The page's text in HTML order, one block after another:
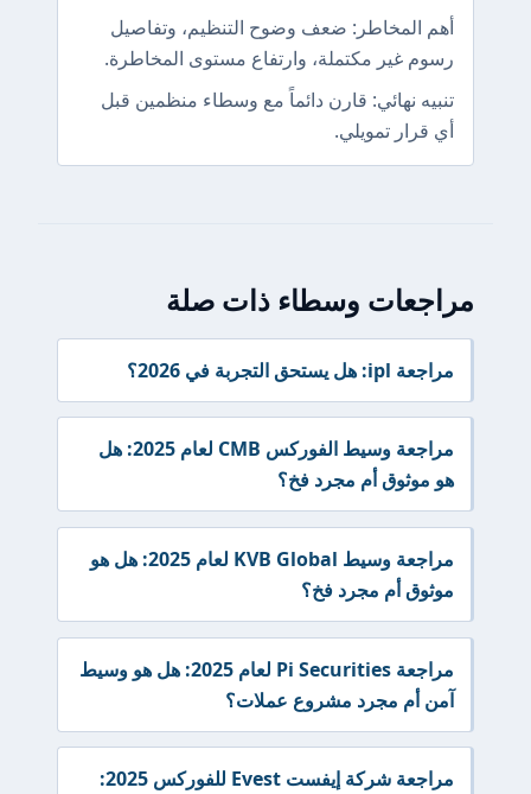
أهم المخاطر: ضعف وضوح التنظيم، وتفاصيل
رسوم غير مكتملة، وارتفاع مستوى المخاطرة.
تنبيه نهائي: قارن دائماً مع وسطاء منظمين قبل
أي قرار تمويلي.
مراجعات وسطاء ذات صلة
مراجعة ipl: هل يستحق التجربة في 2026؟
مراجعة وسيط الفوركس CMB لعام 2025: هل
هو موثوق أم مجرد فخ؟
مراجعة وسيط KVB Global لعام 2025: هل هو
موثوق أم مجرد فخ؟
مراجعة Pi Securities لعام 2025: هل هو وسيط
آمن أم مجرد مشروع عملات؟
مراجعة شركة إيفست Evest للفوركس 2025: